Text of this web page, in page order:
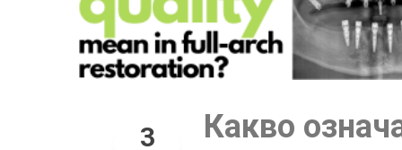
3
Какво